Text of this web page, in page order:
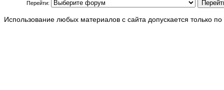
Перейти:
Использование любых материалов с сайта допускается только